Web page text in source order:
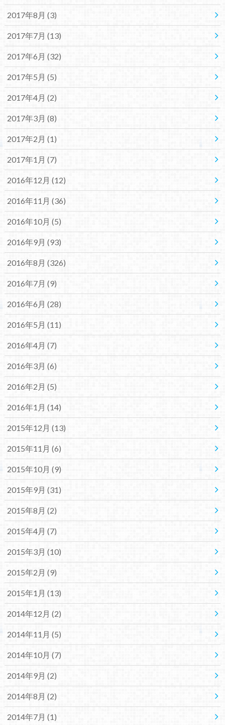
2017年8月 (3)
2017年7月 (13)
2017年6月 (32)
2017年5月 (5)
2017年4月 (2)
2017年3月 (8)
2017年2月 (1)
2017年1月 (7)
2016年12月 (12)
2016年11月 (36)
2016年10月 (5)
2016年9月 (93)
2016年8月 (326)
2016年7月 (9)
2016年6月 (28)
2016年5月 (11)
2016年4月 (7)
2016年3月 (6)
2016年2月 (5)
2016年1月 (14)
2015年12月 (13)
2015年11月 (6)
2015年10月 (9)
2015年9月 (31)
2015年8月 (2)
2015年4月 (7)
2015年3月 (10)
2015年2月 (9)
2015年1月 (13)
2014年12月 (2)
2014年11月 (5)
2014年10月 (7)
2014年9月 (2)
2014年8月 (2)
2014年7月 (1)